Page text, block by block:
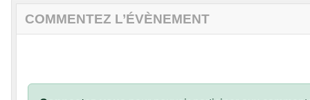
COMMENTEZ L’ÉVÈNEMENT